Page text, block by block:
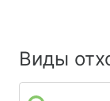
Виды